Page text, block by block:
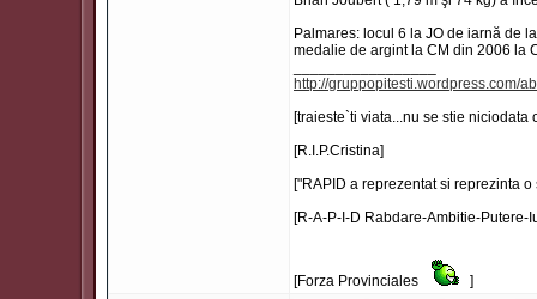
Palmares: locul 6 la JO de iarnă de
medalie de argint la CM din 2006 la
http://gruppopitesti.wordpress.com/
[traieste`ti viata...nu se stie niciodata
[R.I.P.Cristina]
["RAPID a reprezentat si reprezinta
[R-A-P-I-D Rabdare-Ambitie-Putere-
[Forza Provinciales ]